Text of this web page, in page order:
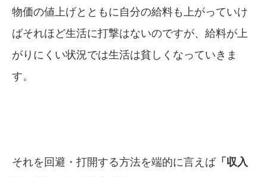
物価の値上げとともに自分の給料も上がっていけ
ばそれほど生活に打撃はないのですが、給料が上
がりにくい状況では生活は貧しくなっていきま
す。
それを回避・打開する方法を端的に言えば「収入